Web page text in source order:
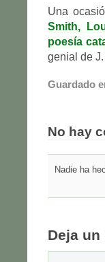
Una
Smith,
poesía
genial de
Guardado
No hay
Nadie ha
Deja un